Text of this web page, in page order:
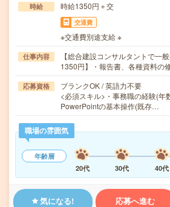
時給 時給1350円＋交
交通費
※交通費別途支給 ※
仕事内容
【総合建設コンサルタントで一
1350円】・報告書、各種資料の
応募資格
ブランクOK / 英語力不要
<必須スキル>・事務職の経験(年
PowerPointの基本操作(既存…
職場の雰囲気
年齢層
20代
30代 40代
気になる! 応募へ進む